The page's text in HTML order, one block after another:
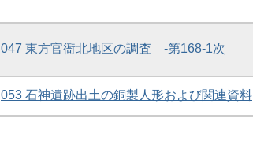
047 東方官衙北地区の調査 -第168-1次
053 石神遺跡出土の銅製人形および関連資料